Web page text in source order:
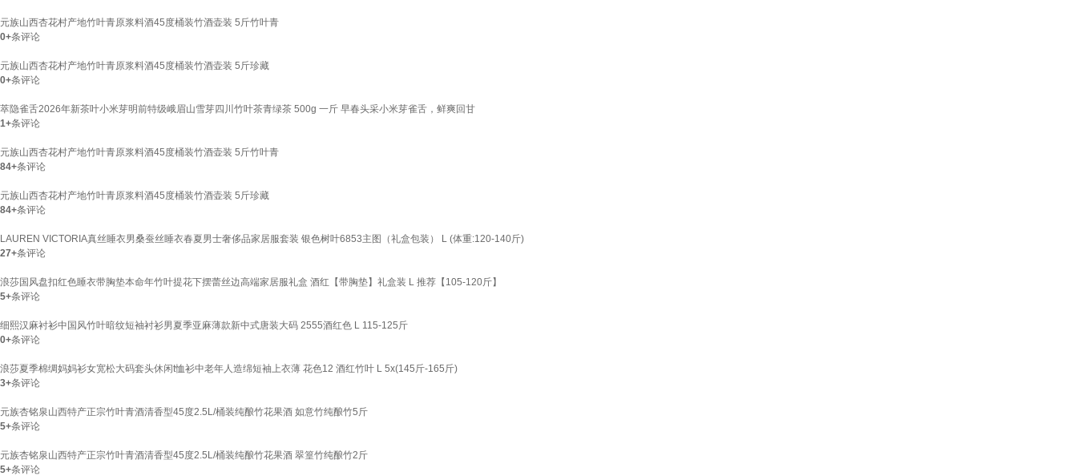
元族山西杏花村产地竹叶青原浆料酒45度桶装竹酒壶装 5斤竹叶青
0+条评论
元族山西杏花村产地竹叶青原浆料酒45度桶装竹酒壶装 5斤珍藏
0+条评论
萃隐雀舌2026年新茶叶小米芽明前特级峨眉山雪芽四川竹叶茶青绿茶 500g 一斤 早春头采小米芽雀舌，鲜爽回甘
1+条评论
元族山西杏花村产地竹叶青原浆料酒45度桶装竹酒壶装 5斤竹叶青
84+条评论
元族山西杏花村产地竹叶青原浆料酒45度桶装竹酒壶装 5斤珍藏
84+条评论
LAUREN VICTORIA真丝睡衣男桑蚕丝睡衣春夏男士奢侈品家居服套装 银色树叶6853主图（礼盒包装） L (体重:120-140斤)
27+条评论
浪莎国风盘扣红色睡衣带胸垫本命年竹叶提花下摆蕾丝边高端家居服礼盒 酒红【带胸垫】礼盒装 L 推荐【105-120斤】
5+条评论
细熙汉麻衬衫中国风竹叶暗纹短袖衬衫男夏季亚麻薄款新中式唐装大码 2555酒红色 L 115-125斤
0+条评论
浪莎夏季棉绸妈妈衫女宽松大码套头休闲t恤衫中老年人造绵短袖上衣薄 花色12 酒红竹叶 L 5x(145斤-165斤)
3+条评论
元族杏铭泉山西特产正宗竹叶青酒清香型45度2.5L/桶装纯酿竹花果酒 如意竹纯酿竹5斤
5+条评论
元族杏铭泉山西特产正宗竹叶青酒清香型45度2.5L/桶装纯酿竹花果酒 翠篁竹纯酿竹2斤
5+条评论